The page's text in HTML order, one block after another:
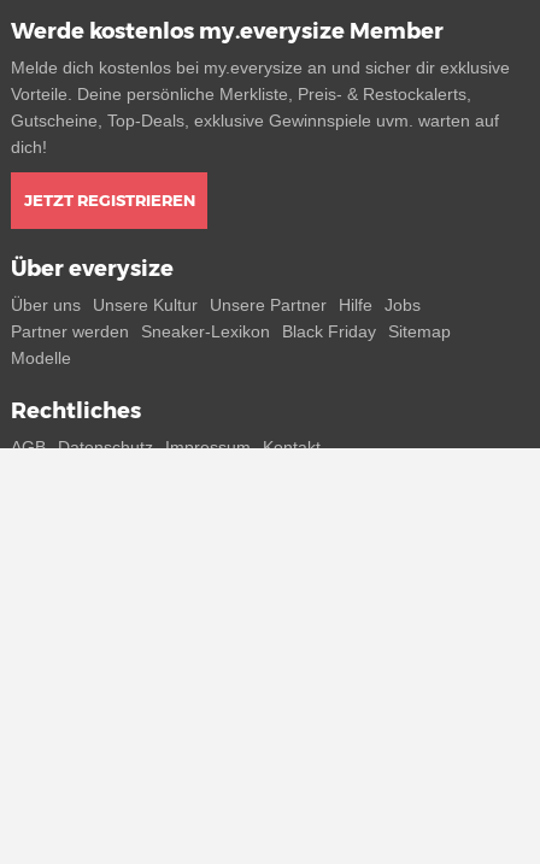
Werde kostenlos my.everysize Member
Melde dich kostenlos bei my.everysize an und sicher dir exklusive
Vorteile. Deine persönliche Merkliste, Preis- & Restockalerts,
Gutscheine, Top-Deals, exklusive Gewinnspiele uvm. warten auf
dich!
JETZT REGISTRIEREN
Über everysize
Über uns Unsere Kultur Unsere Partner Hilfe
Jobs
Partner werden
Sneaker-Lexikon Black Friday
Sitemap
Modelle
Rechtliches
AGB Datenschutz Impressum Kontakt